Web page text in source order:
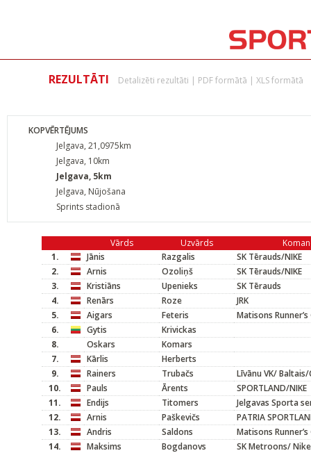
REZULTĀTI Detalizēti rezultāti | PDF formātā | XLS formātā
KOPVĒRTĒJUMS
Jelgava, 21,0975km
Jelgava, 10km
Jelgava, 5km
Jelgava, Nūjošana
Sprints stadionā
Vārds Uzvārds
1.
Jānis Razgalis
SK Tērauds/NIKE
2.
Arnis Ozoliņš
SK Tērauds/NIKE
3.
Kristiāns Upenieks
SK Tērauds
4.
Renārs Roze
JRK
5.
Aigars Feteris
Matisons
6.
Gytis
Krivickas
8.
Oskars
Komars
7.
Kārlis
Herberts
9.
Rainers Trubačs
Līvānu VK/
10.
Pauls Ārents
SPORTLAND/NIKE
11.
Endijs Titomers
Jelgavas Sporta
12.
Arnis Paškevičs
PATRIA
13.
Andris Saldons
Matisons Runner’s
14.
Maksims Bogdanovs
SK Metroons/ Nike